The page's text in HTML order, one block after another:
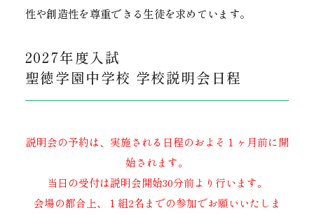
性や創造性を尊重できる生徒を求めています。
2027年度入試
聖徳学園中学校 学校説明会日程
説明会の予約は、実施される日程のおよそ１ヶ月前に開
始されます。
当日の受付は説明会開始30分前より行います。
会場の都合上、１組2名までの参加でお願いいたしま